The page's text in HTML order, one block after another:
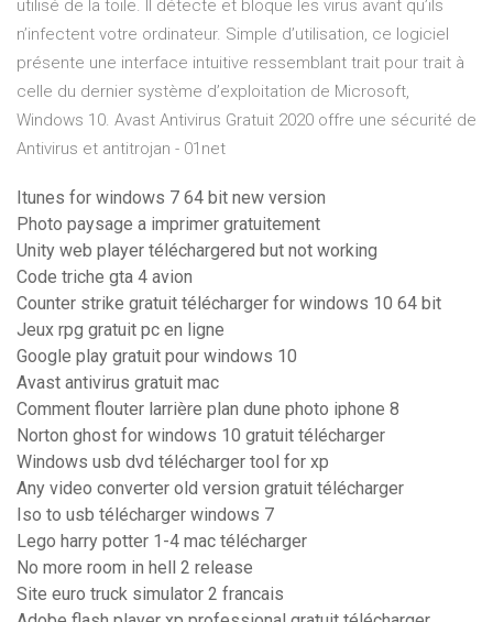
utilisé de la toile. Il détecte et bloque les virus avant qu’ils
n’infectent votre ordinateur. Simple d’utilisation, ce logiciel
présente une interface intuitive ressemblant trait pour trait à
celle du dernier système d’exploitation de Microsoft,
Windows 10. Avast Antivirus Gratuit 2020 offre une sécurité de
Antivirus et antitrojan - 01net
Itunes for windows 7 64 bit new version
Photo paysage a imprimer gratuitement
Unity web player téléchargered but not working
Code triche gta 4 avion
Counter strike gratuit télécharger for windows 10 64 bit
Jeux rpg gratuit pc en ligne
Google play gratuit pour windows 10
Avast antivirus gratuit mac
Comment flouter larrière plan dune photo iphone 8
Norton ghost for windows 10 gratuit télécharger
Windows usb dvd télécharger tool for xp
Any video converter old version gratuit télécharger
Iso to usb télécharger windows 7
Lego harry potter 1-4 mac télécharger
No more room in hell 2 release
Site euro truck simulator 2 francais